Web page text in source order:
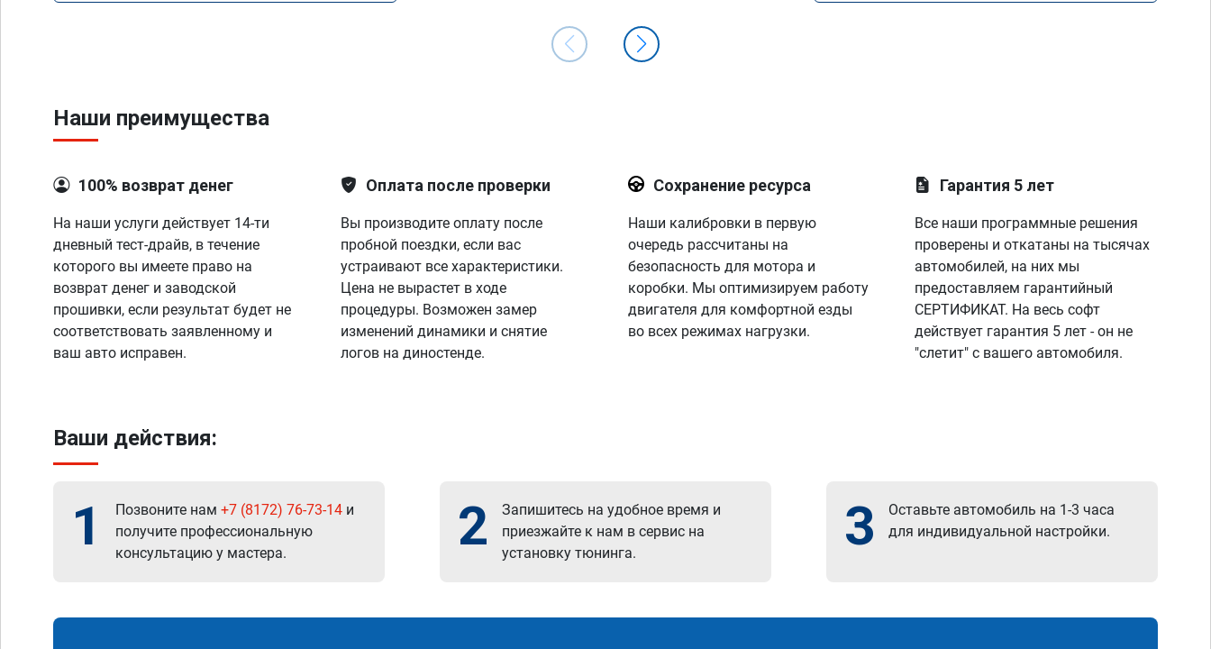
Наши преимущества
100% возврат денег
На наши услуги действует 14-ти
дневный тест-драйв, в течение
которого вы имеете право на
возврат денег и заводской
прошивки, если результат будет не
соответствовать заявленному и
ваш авто исправен.
Оплата после проверки
Вы производите оплату после
пробной поездки, если вас
устраивают все характеристики.
Цена не вырастет в ходе
процедуры. Возможен замер
изменений динамики и снятие
логов на диностенде.
Сохранение ресурса
Наши калибровки в первую
очередь рассчитаны на
безопасность для мотора и
коробки. Мы оптимизируем работу
двигателя для комфортной езды
во всех режимах нагрузки.
Гарантия 5 лет
Все наши программные решения
проверены и откатаны на тысячах
автомобилей, на них мы
предоставляем гарантийный
СЕРТИФИКАТ. На весь софт
действует гарантия 5 лет - он не
"слетит" с вашего автомобиля.
Ваши действия:
1 Позвоните нам +7 (8172) 76-73-14 и
получите профессиональную
консультацию у мастера.
2
Запишитесь на удобное время и
приезжайте к нам в сервис на
установку тюнинга.
3
Оставьте автомобиль на 1-3 часа
для индивидуальной настройки.